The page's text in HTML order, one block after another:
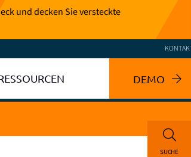
und decken Sie versteckte
DEMO
SUCHE